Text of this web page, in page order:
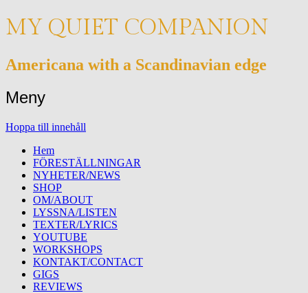
MY QUIET COMPANION
Americana with a Scandinavian edge
Meny
Hoppa till innehåll
Hem
FÖRESTÄLLNINGAR
NYHETER/NEWS
SHOP
OM/ABOUT
LYSSNA/LISTEN
TEXTER/LYRICS
YOUTUBE
WORKSHOPS
KONTAKT/CONTACT
GIGS
REVIEWS